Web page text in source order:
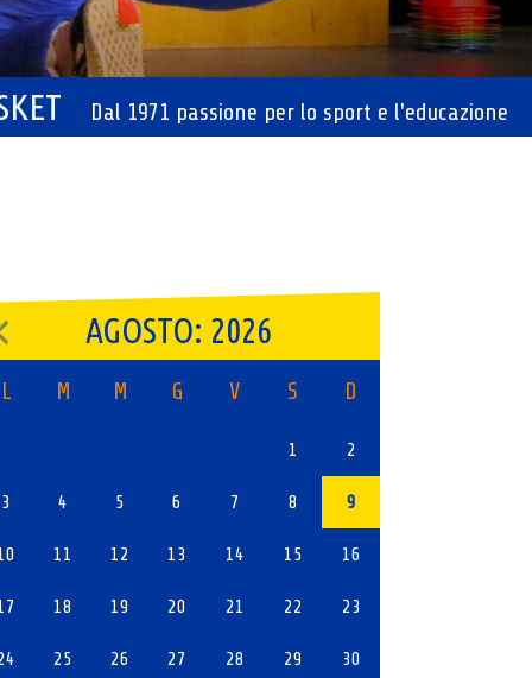
Dal 1971 passione per lo sport e l'educazione
AGOSTO: 2026
L M M G V S D
1 2
3 4 5 6 7 8 9
11 12 13 14 15 16
18 19 20 21 22 23
25 26 27 28 29 30